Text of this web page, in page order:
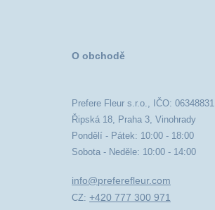
O obchodě
Prefere Fleur s.r.o., IČO: 06348831
Řipská 18, Praha 3, Vinohrady
Pondělí - Pátek: 10:00 - 18:00
Sobota - Neděle: 10:00 - 14:00
info@preferefleur.com
CZ: +420 777 300 971